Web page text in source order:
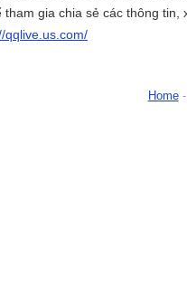
tham gia chia sẻ các thông tin,
qqlive.us.com/
Home-